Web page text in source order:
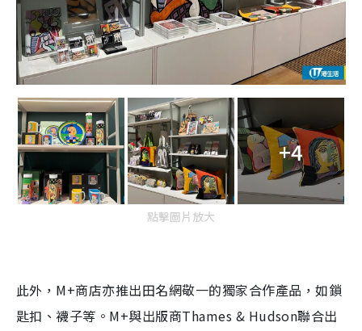
+4
點擊圖片放大
此外，M+商店亦推出田名網敬一的獨家合作產品，如鎖
匙扣、襪子等。M+與出版商Thames & Hudson聯合出